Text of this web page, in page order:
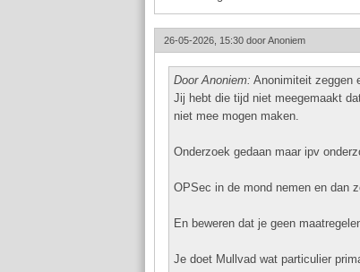
26-05-2026, 15:30 doorAnoniem
Door Anoniem: Anonimiteit zeggen
Jij hebt die tijd niet meegemaakt
niet mee mogen maken.
Onderzoek gedaan maar ipv
OPSec in de mond nemen en dan
En beweren dat je geen
Je doet Mullvad wat particulier